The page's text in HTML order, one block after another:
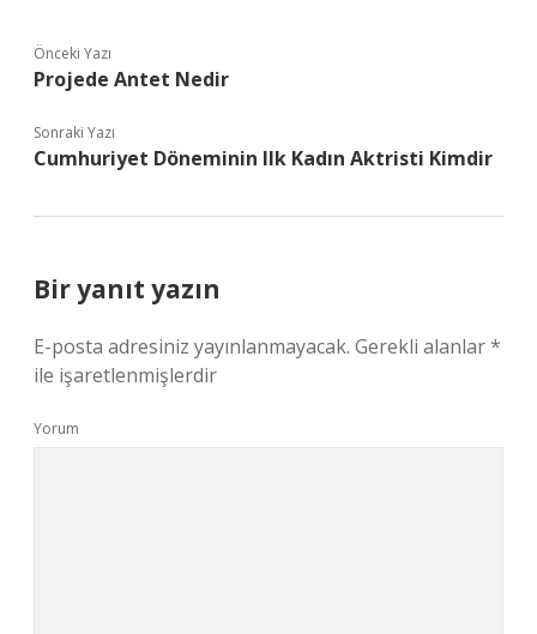
Önceki Yazı
Projede Antet Nedir
Sonraki Yazı
Cumhuriyet Döneminin Ilk Kadın Aktristi Kimdir
Bir yanıt yazın
E-posta adresiniz yayınlanmayacak. Gerekli alanlar*
ile işaretlenmişlerdir
Yorum